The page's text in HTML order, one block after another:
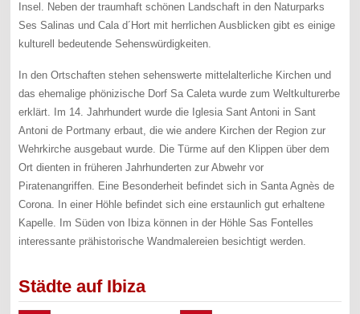
Insel. Neben der traumhaft schönen Landschaft in den Naturparks
Ses Salinas und Cala d´Hort mit herrlichen Ausblicken gibt es einige
kulturell bedeutende Sehenswürdigkeiten.
In den Ortschaften stehen sehenswerte mittelalterliche Kirchen und
das ehemalige phönizische Dorf Sa Caleta wurde zum Weltkulturerbe
erklärt. Im 14. Jahrhundert wurde die Iglesia Sant Antoni in Sant
Antoni de Portmany erbaut, die wie andere Kirchen der Region zur
Wehrkirche ausgebaut wurde. Die Türme auf den Klippen über dem
Ort dienten in früheren Jahrhunderten zur Abwehr vor
Piratenangriffen. Eine Besonderheit befindet sich in Santa Agnès de
Corona. In einer Höhle befindet sich eine erstaunlich gut erhaltene
Kapelle. Im Süden von Ibiza können in der Höhle Sas Fontelles
interessante prähistorische Wandmalereien besichtigt werden.
Städte auf Ibiza